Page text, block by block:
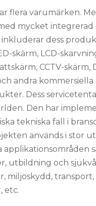
flera varumärken.
mycket integrerad
dess
skärm, LCD-
CCTV-skärm,
andra kommersiella
Dess
Den har
tekniska fall i
används i stor
applikationsområden
utbildning och
miljöskydd,
etc.